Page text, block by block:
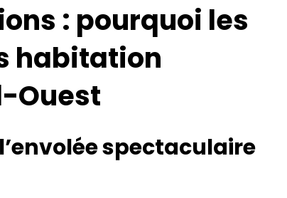
: pourquoi les
habitation
Ouest
spectaculaire